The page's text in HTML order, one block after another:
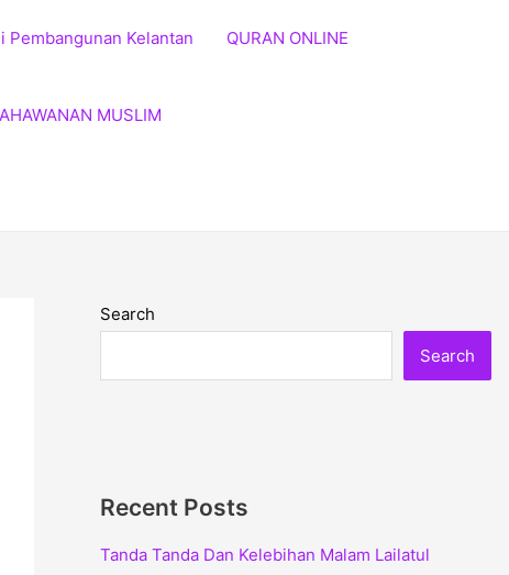
Pembangunan Kelantan QURAN ONLINE
MUSLIM
Search
Search
Recent Posts
Tanda Tanda Dan Kelebihan Malam Lailatul